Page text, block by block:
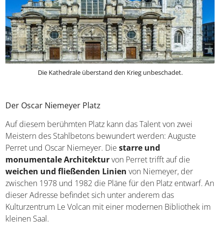
Die Kathedrale überstand den Krieg unbeschadet.
Der Oscar Niemeyer Platz
Auf diesem berühmten Platz kann das Talent von zwei
Meistern des Stahlbetons bewundert werden: Auguste
Perret und Oscar Niemeyer. Diestarre und
monumentale Architekturvon Perret trifft auf die
weichen und fließenden Linien von Niemeyer, der
zwischen 1978 und 1982 die Pläne für den Platz entwarf. An
dieser Adresse befindet sich unter anderem das
Kulturzentrum Le Volcan mit einer modernen Bibliothek im
kleinen Saal.